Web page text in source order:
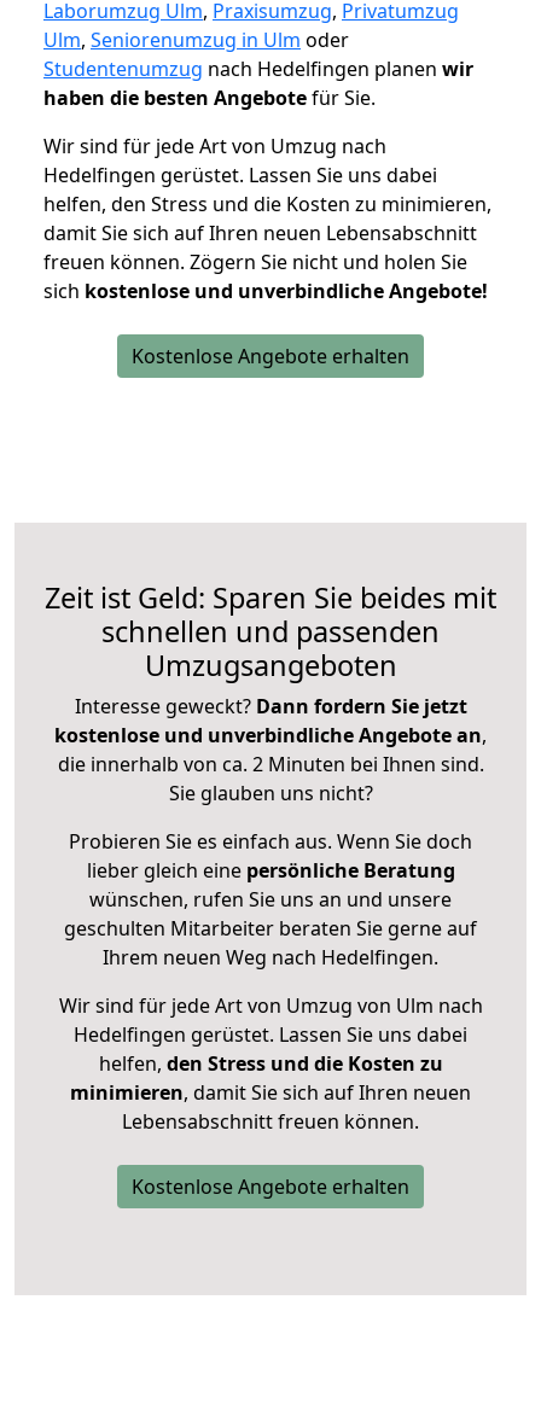
Laborumzug Ulm, Praxisumzug, Privatumzug
Ulm, Seniorenumzug in Ulm oder
Studentenumzug nach Hedelfingen planen wir
haben die besten Angebotefür Sie.
Wir sind für jede Art von Umzug nach
Hedelfingen gerüstet. Lassen Sie uns dabei
helfen, den Stress und die Kosten zu minimieren,
damit Sie sich auf Ihren neuen Lebensabschnitt
freuen können. Zögern Sie nicht und holen Sie
sich kostenlose und unverbindliche Angebote!
Kostenlose Angebote erhalten
Zeit ist Geld: Sparen Sie beides mit
schnellen und passenden
Umzugsangeboten
Interesse geweckt? Dann fordern Sie jetzt
kostenlose und unverbindliche Angebote an,
die innerhalb von ca. 2 Minuten bei Ihnen sind.
Sie glauben uns nicht?
Probieren Sie es einfach aus. Wenn Sie doch
lieber gleich eine persönliche Beratung
wünschen, rufen Sie uns an und unsere
geschulten Mitarbeiter beraten Sie gerne auf
Ihrem neuen Weg nach Hedelfingen.
Wir sind für jede Art von Umzug von Ulm nach
Hedelfingen gerüstet. Lassen Sie uns dabei
helfen, den Stress und die Kosten zu
minimieren, damit Sie sich auf Ihren neuen
Lebensabschnitt freuen können.
Kostenlose Angebote erhalten